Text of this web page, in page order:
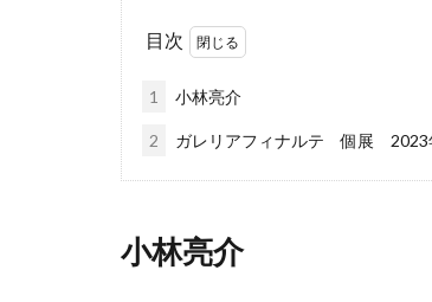
目次
1 小林亮介
2 ガレリアフィナルテ 個展 2023
小林亮介